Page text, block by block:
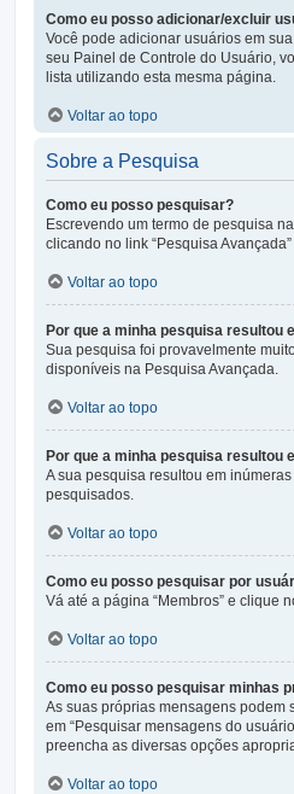
Como eu posso adicionar/excluir
Você pode adicionar usuários em
seu Painel de Controle do Usuário,
lista utilizando esta mesma página.
Voltar ao topo
Sobre a Pesquisa
Como eu posso pesquisar?
Escrevendo um termo de pesquisa
clicando no link “Pesquisa
Voltar ao topo
Por que a minha pesquisa resultou
Sua pesquisa foi provavelmente
disponíveis na Pesquisa Avançada.
Voltar ao topo
Por que a minha pesquisa resultou
A sua pesquisa resultou em
pesquisados.
Voltar ao topo
Como eu posso pesquisar por
Vá até a página “Membros” e clique
Voltar ao topo
Como eu posso pesquisar minhas
As suas próprias mensagens podem
em “Pesquisar mensagens do
preencha as diversas opções
Voltar ao topo